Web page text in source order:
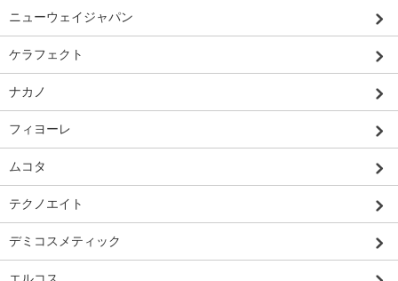
ニューウェイジャパン
ケラフェクト
ナカノ
フィヨーレ
ムコタ
テクノエイト
デミコスメティック